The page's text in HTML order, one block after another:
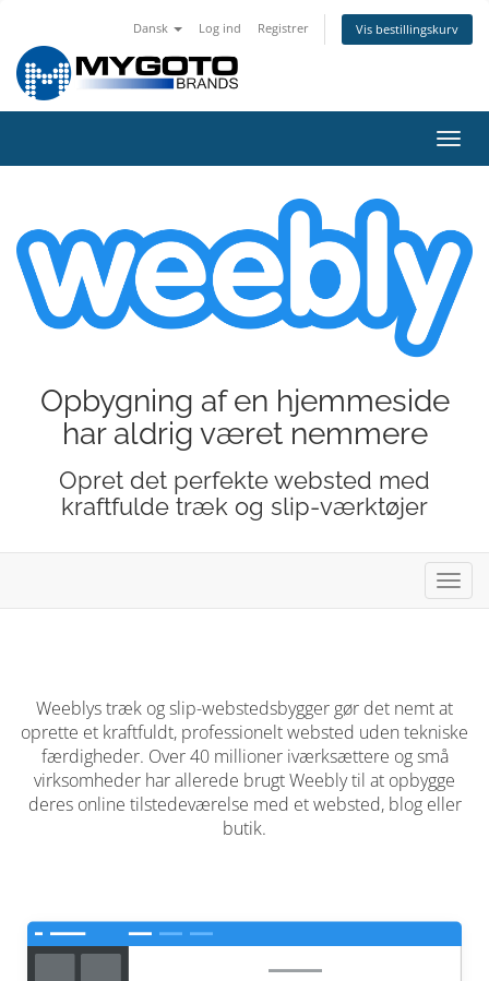
Dansk Log ind Registrer Vis bestillingskurv
Skift
Opbygning af en hjemmeside
har aldrig været nemmere
Opret det perfekte websted med
kraftfulde træk og slip-værktøjer
Skift
Weeblys træk og slip-webstedsbygger gør det nemt at
oprette et kraftfuldt, professionelt websted uden tekniske
færdigheder. Over 40 millioner iværksættere og små
virksomheder har allerede brugt Weebly til at opbygge
deres online tilstedeværelse med et websted, blog eller
butik.